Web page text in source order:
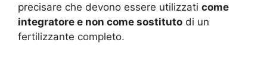
precisare che devono essere utilizzati come
integratore e non come sostituto di un
fertilizzante completo.